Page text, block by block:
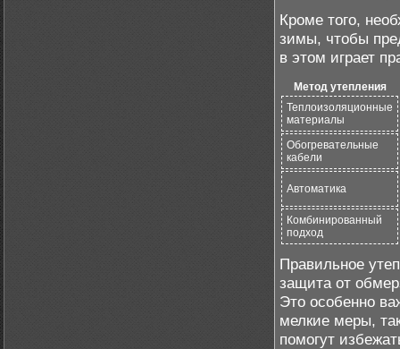
Кроме того,
зимы, чтобы
в этом играет
Метод утепления
Теплоизоляционные
материалы
Обогревательные
кабели
Автоматика
Комбинированный
подход
Правильное
защита от
Это особенно
мелкие меры,
помогут